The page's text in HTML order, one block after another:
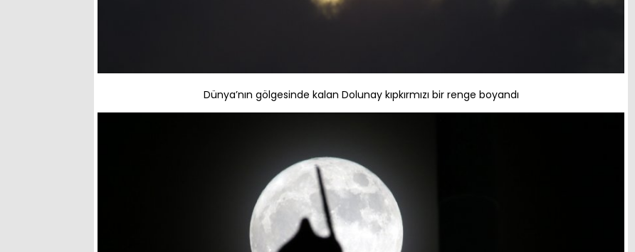
Dünya’nın gölgesinde kalan Dolunay kıpkırmızı bir renge boyandı